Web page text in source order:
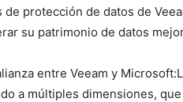
protección de datos de
su patrimonio de datos
entre Veeam y
a múltiples dimensiones,